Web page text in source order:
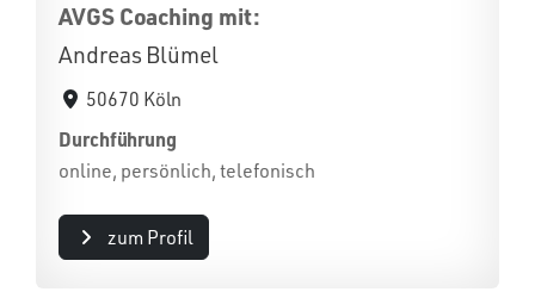
AVGS Coaching mit:
Andreas Blümel
50670 Köln
Durchführung
online, persönlich, telefonisch
zum Profil